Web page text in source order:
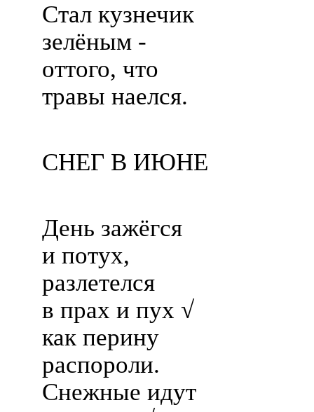
Стал кузнечик
зелёным -
оттого, что
травы наелся.
СНЕГ В ИЮНЕ
День зажёгся
и потух,
разлетелся
в прах и пух √
как перину
распороли.
Снежные идут